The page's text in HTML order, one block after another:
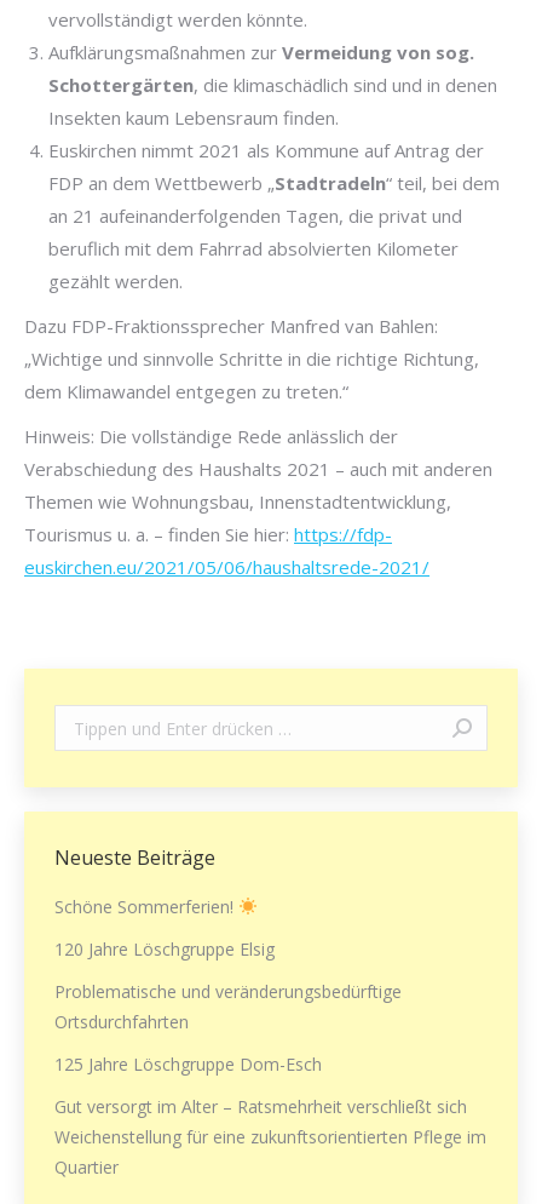
vervollständigt werden könnte.
Aufklärungsmaßnahmen zur Vermeidung von sog.
Schottergärten, die klimaschädlich sind und in denen
Insekten kaum Lebensraum finden.
Euskirchen nimmt 2021 als Kommune auf Antrag der
FDP an dem Wettbewerb „Stadtradeln“ teil, bei dem
an 21 aufeinanderfolgenden Tagen, die privat und
beruflich mit dem Fahrrad absolvierten Kilometer
gezählt werden.
Dazu FDP-Fraktionssprecher Manfred van Bahlen:
„Wichtige und sinnvolle Schritte in die richtige Richtung,
dem Klimawandel entgegen zu treten.“
Hinweis: Die vollständige Rede anlässlich der
Verabschiedung des Haushalts 2021 – auch mit anderen
Themen wie Wohnungsbau, Innenstadtentwicklung,
Tourismus u. a. – finden Sie hier: https://fdp-
euskirchen.eu/2021/05/06/haushaltsrede-2021/
Search:
Neueste Beiträge
Schöne Sommerferien!
120 Jahre Löschgruppe Elsig
Problematische und veränderungsbedürftige
Ortsdurchfahrten
125 Jahre Löschgruppe Dom-Esch
Gut versorgt im Alter – Ratsmehrheit verschließt sich
Weichenstellung für eine zukunftsorientierten Pflege im
Quartier